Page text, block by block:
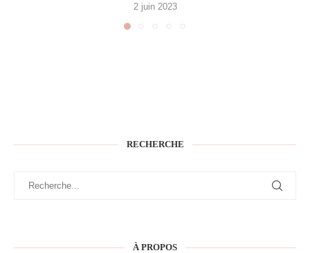
2 juin 2023
RECHERCHE
À PROPOS